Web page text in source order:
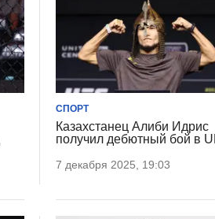
СПОРТ
Казахстанец Алиби Идрис
получил дебютный бой в
7 декабря 2025, 19:03